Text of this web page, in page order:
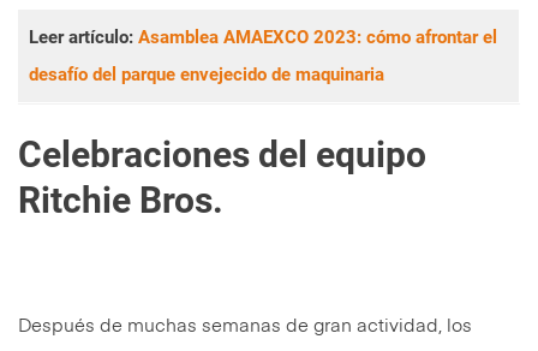
Leer artículo: Asamblea AMAEXCO 2023: cómo afrontar el
desafío del parque envejecido de maquinaria
Celebraciones del equipo
Ritchie Bros.
Después de muchas semanas de gran actividad, los